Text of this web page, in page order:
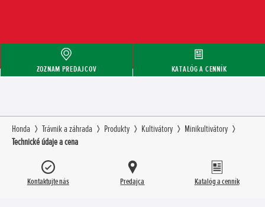
ZOZNAM PREDAJCOV KATALÓG A CENNÍK
Honda Trávnik a záhrada Produkty Kultivátory
Minikultivátory
Technické údaje a cena
Kontaktujte nás Predajca Katalóg a cenník